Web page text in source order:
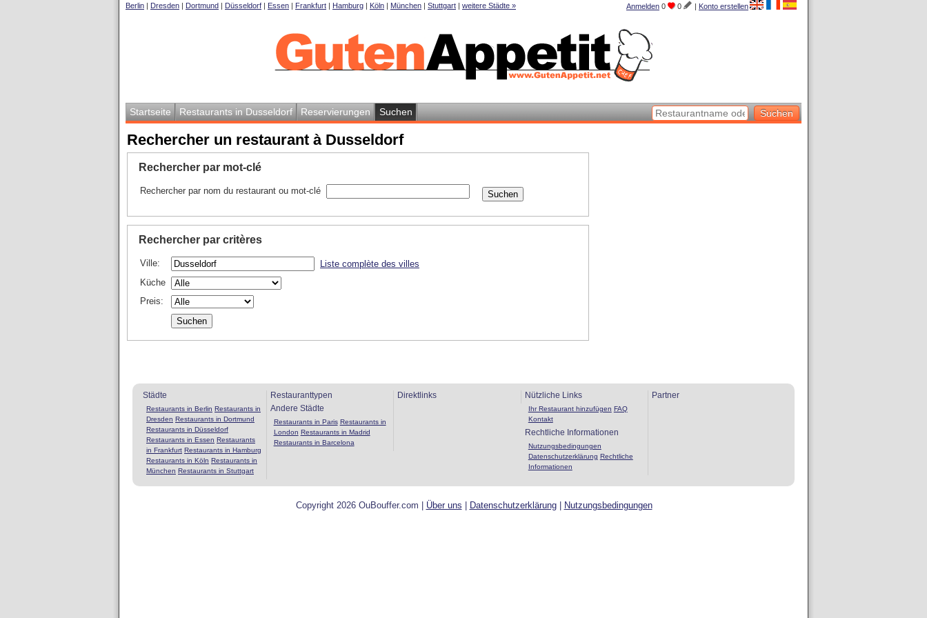
Anmelden 0 0 | Konto erstellen
Berlin | Dresden | Dortmund | Düsseldorf | Essen | Frankfurt | Hamburg | Köln | München | Stuttgart | weitere Städte »
Startseite Restaurants in Dusseldorf Reservierungen Suchen
Rechercher un restaurant à Dusseldorf
Rechercher par mot-clé
Rechercher par nom du restaurant ou mot-clé
Rechercher par critères
Ville:
Liste complète des villes
Küche
Preis:
Städte
Restaurants in Berlin Restaurants in
Dresden Restaurants in Dortmund
Restaurants in Düsseldorf
Restaurants in Essen Restaurants
in Frankfurt Restaurants in Hamburg
Restaurants in Köln Restaurants in
München Restaurants in Stuttgart
Restauranttypen
Andere Städte
Restaurants in Paris Restaurants in
London Restaurants in Madrid
Restaurants in Barcelona
Direktlinks Nützliche Links
Ihr Restaurant hinzufügen FAQ
Kontakt
Rechtliche Informationen
Nutzungsbedingungen
Datenschutzerklärung Rechtliche
Informationen
Partner
Copyright 2026 OuBouffer.com | Über uns Datenschutzerklärung| Nutzungsbedingungen